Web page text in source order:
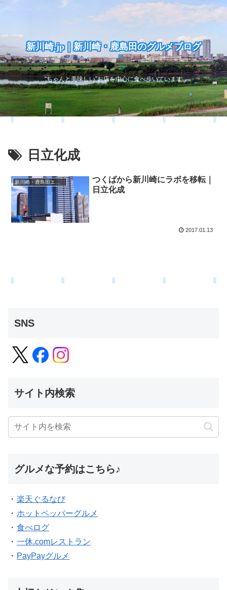
新川崎.jp｜新川崎・鹿島田のグルメブログ
“ちゃんと美味しい”お店を中心に食べ歩いています
日立化成
新川崎・鹿島田エリア
つくばから新川崎にラボを移転｜
日立化成
2017.01.13
SNS
サイト内検索
グルメな予約はこちら♪
・ 楽天ぐるなび
・ ホットペッパーグルメ
・ 食べログ
・ 一休.comレストラン
・ PayPayグルメ